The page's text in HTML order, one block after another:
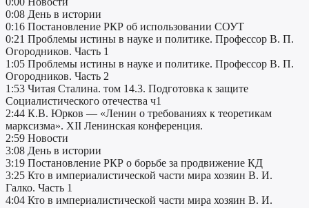
0:08 День в истории
0:16 Постановление РКР об использовании СОУТ
0:21 Проблемы истины в науке и политике. Профессор В. П.
Огородников. Часть 1
1:05 Проблемы истины в науке и политике. Профессор В. П.
Огородников. Часть 2
1:53 Читая Сталина. том 14.3. Подготовка к защите
Социалистического отечества ч1
2:44 К.В. Юрков — «Ленин о требованиях к теоретикам
марксизма». XII Ленинская конференция.
2:59 Новости
3:08 День в истории
3:19 Постановление РКР о борьбе за продвижение КД
3:25 Кто в империалистической части мира хозяин В. И.
Галко. Часть 1
4:04 Кто в империалистической части мира хозяин В. И.